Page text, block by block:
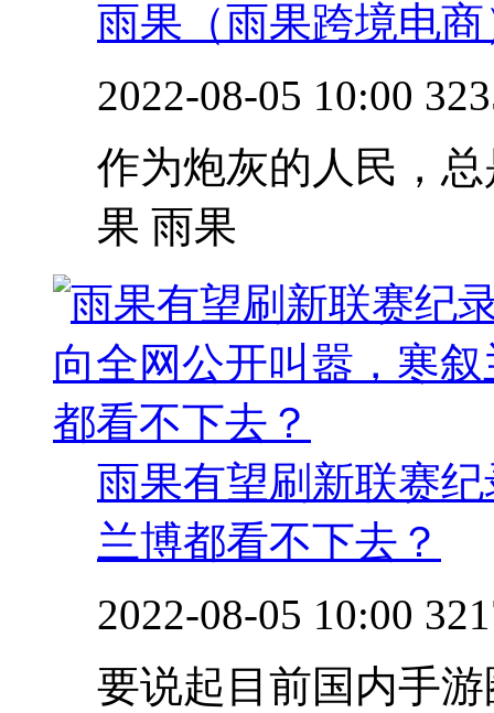
雨果（雨果跨境电商
2022-08-05 10:00
作为炮灰的人民，
果 雨果
雨果有望刷新联赛
兰博都看不下去？
2022-08-05 10:00
要说起目前国内手